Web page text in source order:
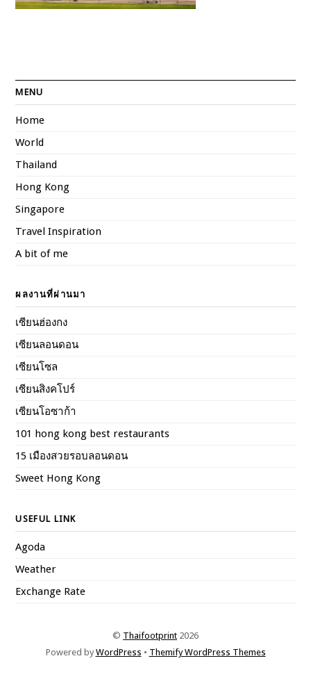
MENU
Home
World
Thailand
Hong Kong
Singapore
Travel Inspiration
A bit of me
ผลงานที่ผ่านมา
เซียนฮ่องกง
เซียนลอนดอน
เซียนโซล
เซียนสิงคโปร์
เซียนโอซาก้า
101 hong kong best restaurants
15 เมืองสวยรอบลอนดอน
Sweet Hong Kong
USEFUL LINK
Agoda
Weather
Exchange Rate
© Thaifootprint 2026
Powered byWordPress • Themify WordPress Themes